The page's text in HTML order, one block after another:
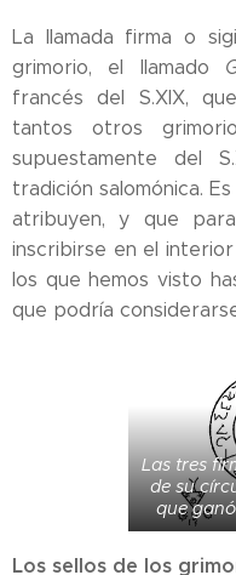
La llamada firma o
grimorio, el llamado
francés del S.XIX,
tantos otros
supuestamente del
tradición salomónica.
atribuyen, y que
inscribirse en el
los que hemos visto
que podría
Las tres
de su
que
Los sellos de los